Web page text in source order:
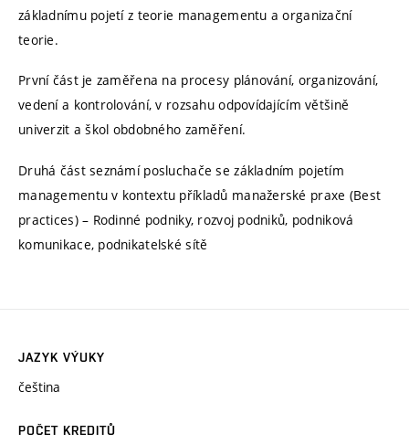
základnímu pojetí z teorie managementu a organizační
teorie.
První část je zaměřena na procesy plánování, organizování,
vedení a kontrolování, v rozsahu odpovídajícím většině
univerzit a škol obdobného zaměření.
Druhá část seznámí posluchače se základním pojetím
managementu v kontextu příkladů manažerské praxe (Best
practices) – Rodinné podniky, rozvoj podniků, podniková
komunikace, podnikatelské sítě
JAZYK VÝUKY
čeština
POČET KREDITŮ